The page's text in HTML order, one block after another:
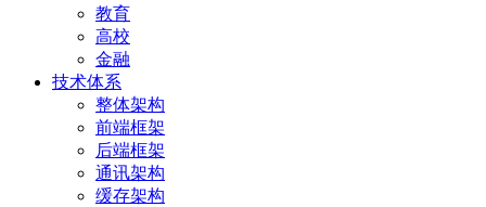
教育
高校
金融
技术体系
整体架构
前端框架
后端框架
通讯架构
缓存架构